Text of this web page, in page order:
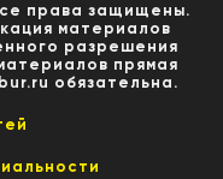
права защищены.
материалов
разрешения
прямая
обязательна.